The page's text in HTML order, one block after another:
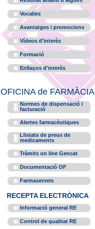
Vocalies
Avantatges i promocions
Vídeos d'interès
Formació
Enllaços d'interès
OFICINA de FARMÀCIA
Normes de dispensació i
facturació
Alertes farmacèutiques
Llistats de preus de
medicaments
Tràmits on line Gencat
Documentació OF
Farmaserveis
RECEPTA ELECTRÒNICA
Informació general RE
Control de qualitat RE